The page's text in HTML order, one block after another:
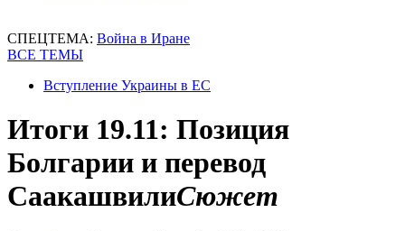
СПЕЦТЕМА: Война в Иране
ВСЕ ТЕМЫ
Вступление Украины в ЕС
Итоги 19.11: Позиция
Болгарии и перевод
СаакашвилиСюжет